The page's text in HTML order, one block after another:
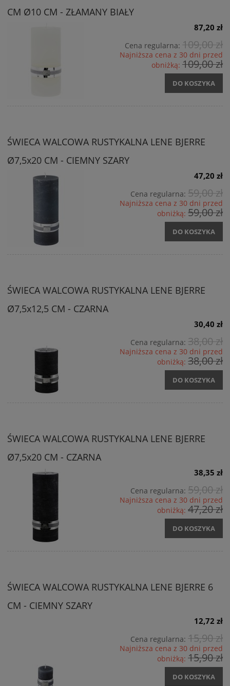
CM Ø10 CM - ZŁAMANY BIAŁY
87,20 zł
Cena regularna: 109,00 zł
Najniższa cena z 30 dni przed
obniżką: 109,00 zł
DO KOSZYKA
ŚWIECA WALCOWA RUSTYKALNA LENE BJERRE
Ø7,5x20 CM - CIEMNY SZARY
47,20 zł
Cena regularna: 59,00 zł
Najniższa cena z 30 dni przed
obniżką: 59,00 zł
DO KOSZYKA
ŚWIECA WALCOWA RUSTYKALNA LENE BJERRE
Ø7,5x12,5 CM - CZARNA
30,40 zł
Cena regularna: 38,00 zł
Najniższa cena z 30 dni przed
obniżką: 38,00 zł
DO KOSZYKA
ŚWIECA WALCOWA RUSTYKALNA LENE BJERRE
Ø7,5x20 CM - CZARNA
38,35 zł
Cena regularna: 59,00 zł
Najniższa cena z 30 dni przed
obniżką: 47,20 zł
DO KOSZYKA
ŚWIECA WALCOWA RUSTYKALNA LENE BJERRE 6
CM - CIEMNY SZARY
12,72 zł
Cena regularna: 15,90 zł
Najniższa cena z 30 dni przed
obniżką: 15,90 zł
DO KOSZYKA